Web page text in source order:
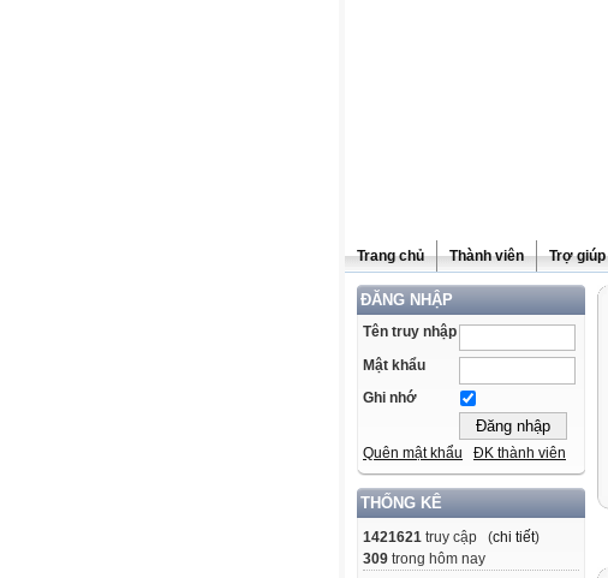
Trang chủ Thành viên Trợ giúp
ĐĂNG NHẬP
Tên truy nhập
Mật khẩu
Ghi nhớ
Quên mật khẩu ĐK thành viên
THỐNG KÊ
1421621 truy cập (chi tiết)
309 trong hôm nay